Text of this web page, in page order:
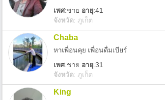
เพศ:ชาย อายุ:41
จังหวัด: ภูเก็ต
Chaba
หาเพื่อนคุย เพื่อนดื่มเบียร์
เพศ:ชาย อายุ:31
จังหวัด: ภูเก็ต
King